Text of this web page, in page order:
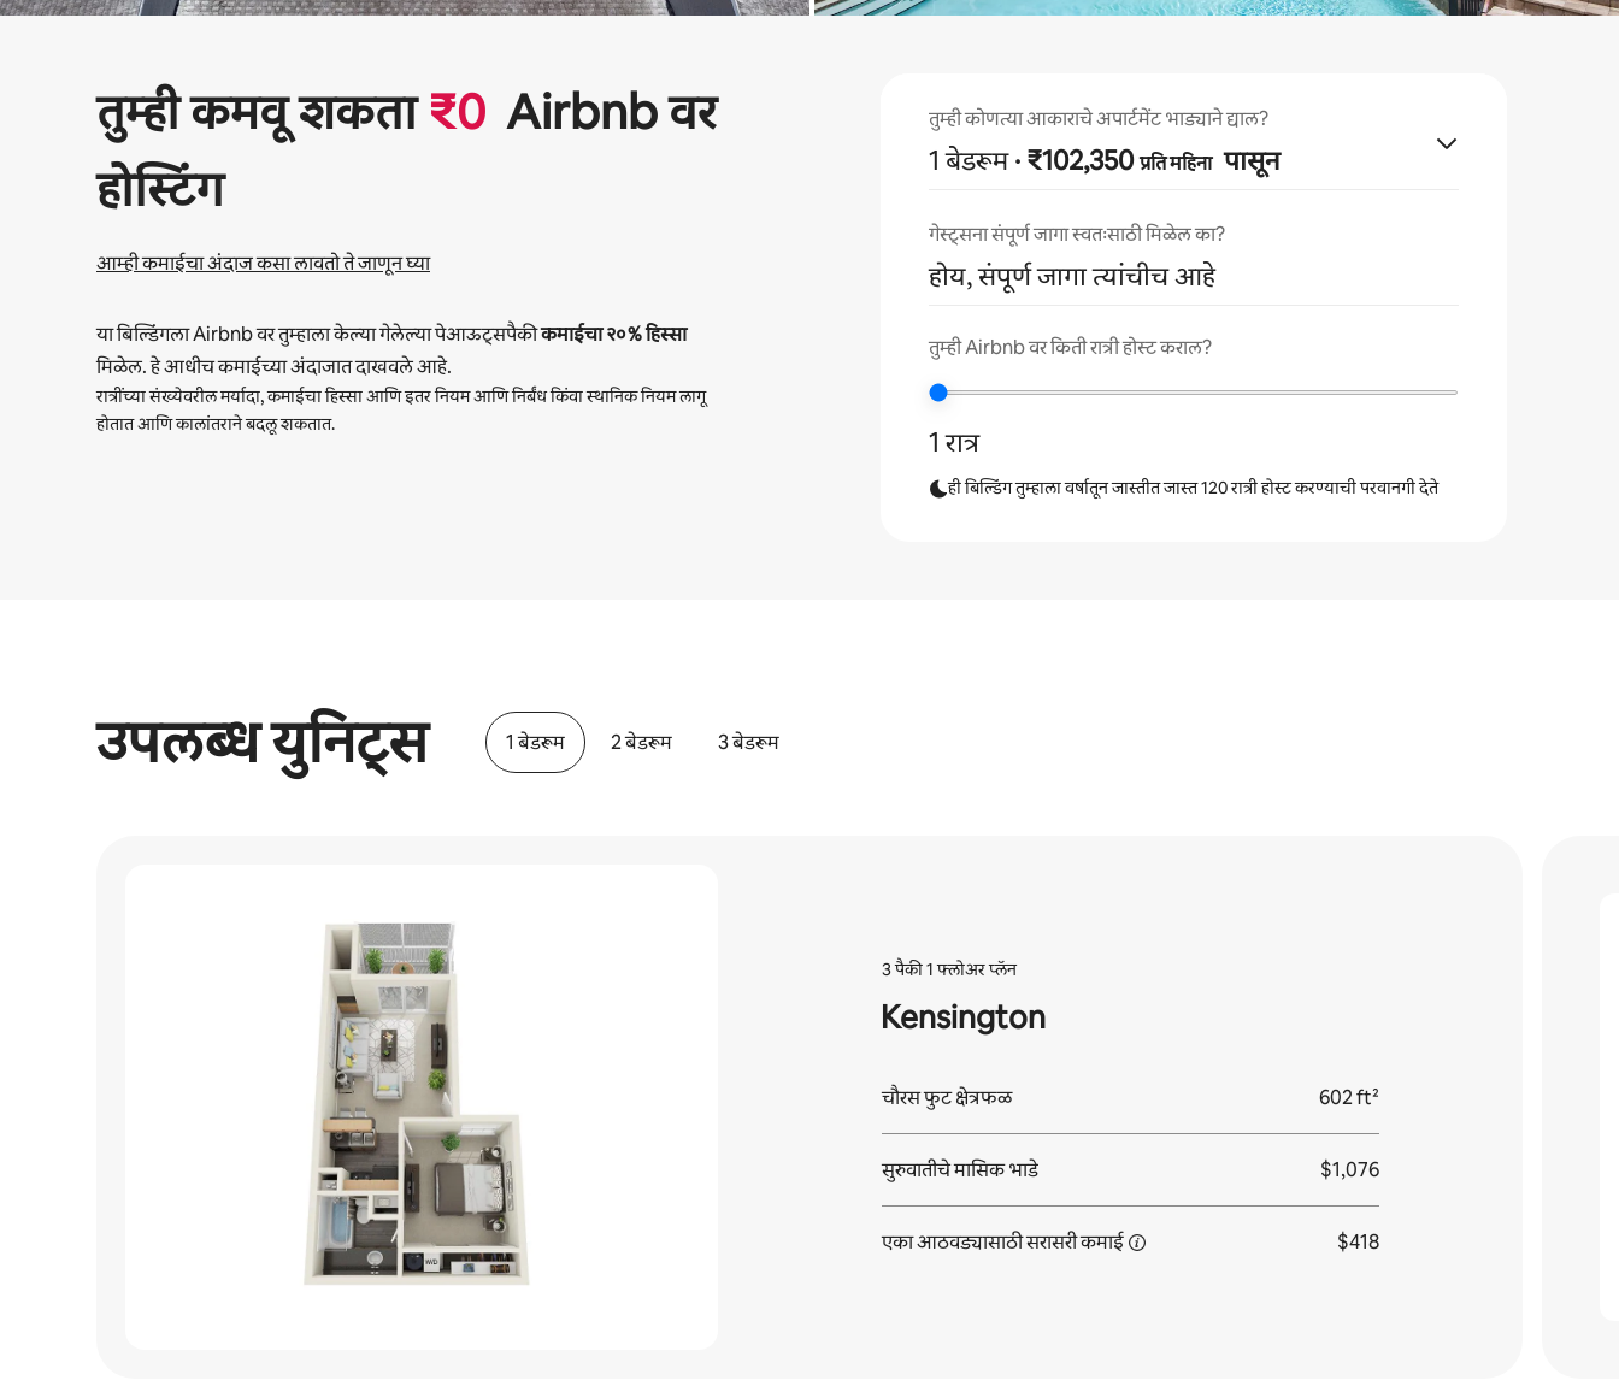
तुम्‍ही कमवू शकता ₹0 Airbnb वर
होस्टिंग
आम्ही कमाईचा अंदाज कसा लावतो ते जाणून घ्या
या बिल्डिंगला Airbnb वर तुम्हाला केल्या गेलेल्या पेआऊट्सपैकीकमाईचा२०%हिस्सा
मिळेल. हे आधीच कमाईच्या अंदाजात दाखवले आहे.
रात्रींच्या संख्येवरील मर्यादा, कमाईचा हिस्सा आणि इतर नियम आणि निर्बंध किंवा स्थानिक नियम लागू
होतात आणि कालांतराने बदलू शकतात.
तुम्ही कोणत्या आकाराचे अपार्टमेंट भाड्याने द्याल?
1 बेडरूम · ₹102,350प्रति महिनापासून
गेस्ट्सना संपूर्ण जागा स्वतःसाठी मिळेल का?
होय, संपूर्ण जागा त्यांचीच आहे
तुम्ही Airbnb वर किती रात्री होस्ट कराल?
1 रात्र
ही बिल्डिंग तुम्हाला वर्षातून जास्तीत जास्त 120 रात्री होस्ट करण्याची परवानगी देते
उपलब्ध युनिट्स 1 बेडरूम 2 बेडरूम 3 बेडरूम
3 पैकी 1 फ्लोअर प्लॅन
Kensington
चौरस फुट क्षेत्रफळ 602 ft²
सुरुवातीचे मासिक भाडे $1,076
एका आठवड्यासाठी सरासरीकमाई $418